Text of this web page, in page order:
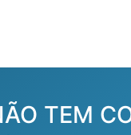
TEM